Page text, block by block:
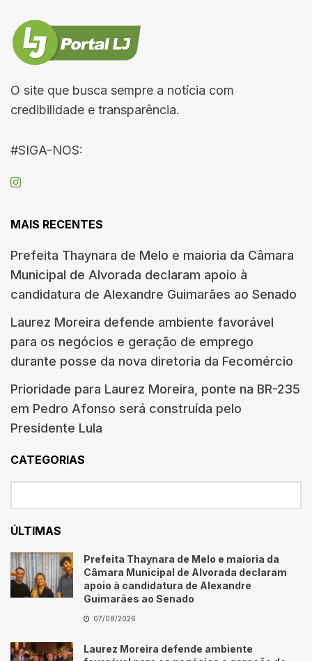
O site que busca sempre a notícia com
credibilidade e transparência.
#SIGA-NOS:
MAIS RECENTES
Prefeita Thaynara de Melo e maioria da Câmara
Municipal de Alvorada declaram apoio à
candidatura de Alexandre Guimarães ao Senado
Laurez Moreira defende ambiente favorável
para os negócios e geração de emprego
durante posse da nova diretoria da Fecomércio
Prioridade para Laurez Moreira, ponte na BR-235
em Pedro Afonso será construída pelo
Presidente Lula
CATEGORIAS
ÚLTIMAS
Prefeita Thaynara de Melo e maioria da
Câmara Municipal de Alvorada declaram
apoio à candidatura de Alexandre
Guimarães ao Senado
07/08/2026
Laurez Moreira defende ambiente